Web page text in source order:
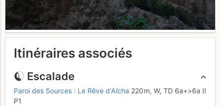
Itinéraires associés
Escalade
Paroi des Sources : Le Rêve d'Aïcha 220 m, W, TD 6a+>6a II
P1